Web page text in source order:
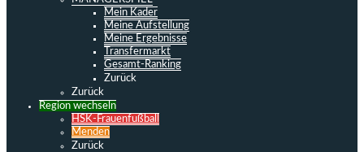
Mein Kader
Meine Aufstellung
Meine Ergebnisse
Transfermarkt
Gesamt-Ranking
Zurück
Zurück
Region wechseln
HSK-Frauenfußball
Menden
Zurück